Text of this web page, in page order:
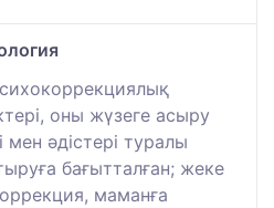
оны жүзеге асыру
мен әдістері туралы
бағытталған; жеке
маманға